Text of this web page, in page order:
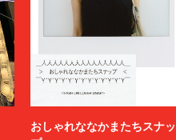
おしゃれななかまたちスナッ